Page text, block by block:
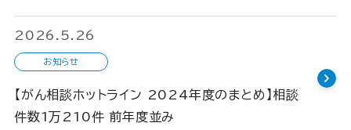
2026.5.26
お知らせ
【がん相談ホットライン 2024年度のまとめ】相談
件数1万210件 前年度並み